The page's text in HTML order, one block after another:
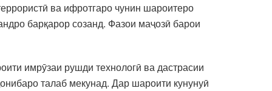
ва ифротгаро чунин шароитеро
барқарор созанд. Фазои маҷозӣ барои
имрӯзаи рушди технологӣ ва дастрасии
талаб мекунад. Дар шароити кунунуӣ